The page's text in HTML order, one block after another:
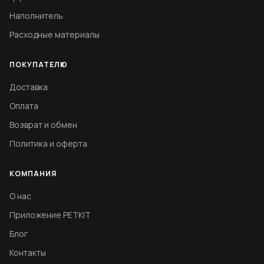
Наполнитель
Расходные материалы
ПОКУПАТЕЛЮ
Доставка
Оплата
Возврат и обмен
Политика и оферта
КОМПАНИЯ
О нас
Приложение PETKIT
Блог
Контакты